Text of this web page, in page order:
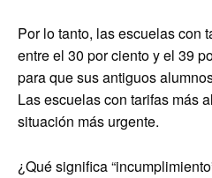
Por lo tanto, las escuelas con
entre el 30 por ciento y el 39
para que sus antiguos
Las escuelas con tarifas más
situación más urgente.
¿Qué significa